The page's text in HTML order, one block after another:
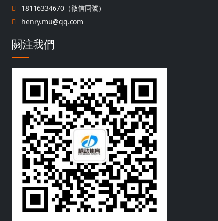
18116334670（微信同號）
henry.mu@qq.com
關注我們